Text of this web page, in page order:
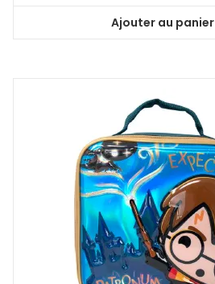
Ajouter au panier